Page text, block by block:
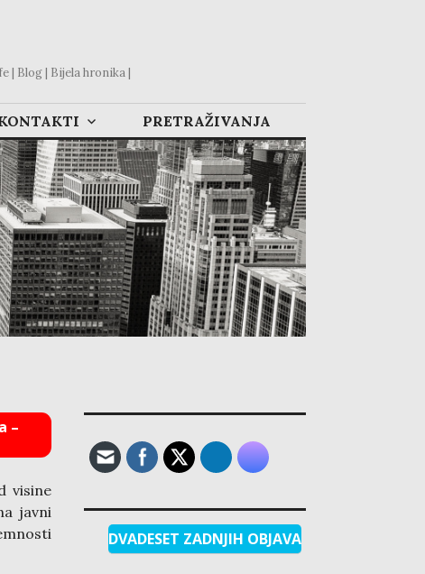
| Blog | Bijela hronika |
PRETRAŽIVANJA
–
visine
javni
DVADESET ZADNJIH OBJAVA